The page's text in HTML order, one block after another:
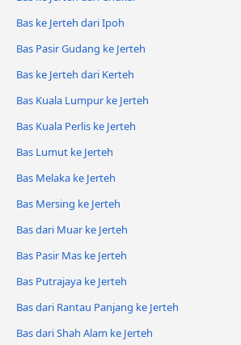
Bas ke Jerteh dari Ipoh
Bas Pasir Gudang ke Jerteh
Bas ke Jerteh dari Kerteh
Bas Kuala Lumpur ke Jerteh
Bas Kuala Perlis ke Jerteh
Bas Lumut ke Jerteh
Bas Melaka ke Jerteh
Bas Mersing ke Jerteh
Bas dari Muar ke Jerteh
Bas Pasir Mas ke Jerteh
Bas Putrajaya ke Jerteh
Bas dari Rantau Panjang ke Jerteh
Bas dari Shah Alam ke Jerteh